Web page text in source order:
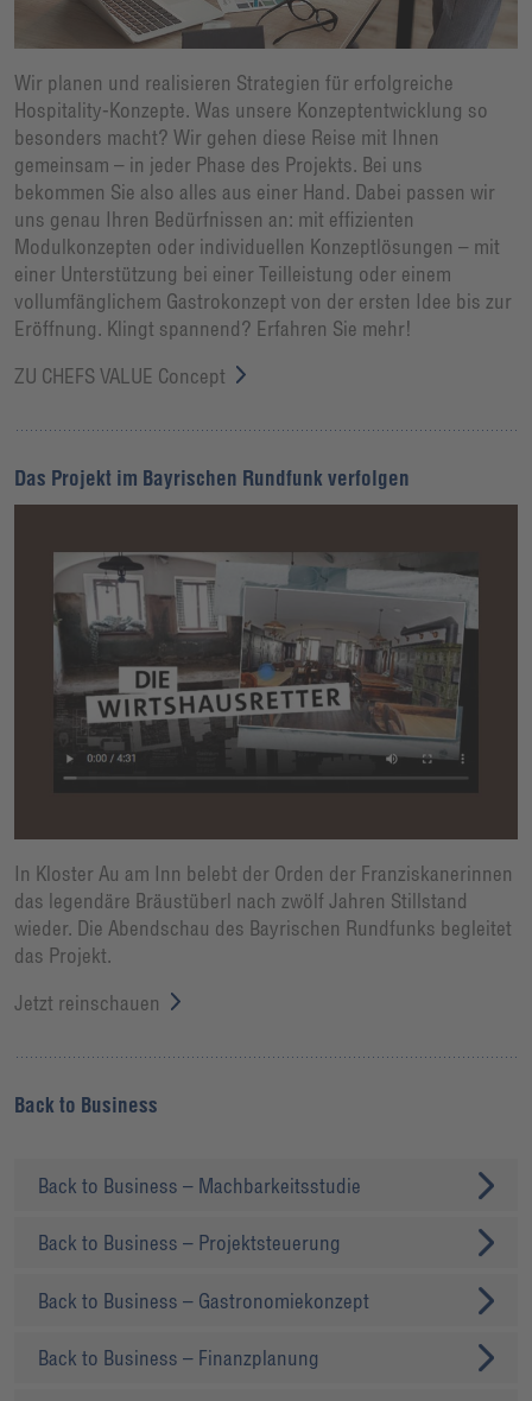
Wir planen und realisieren Strategien für erfolgreiche
Hospitality-Konzepte. Was unsere Konzeptentwicklung so
besonders macht? Wir gehen diese Reise mit Ihnen
gemeinsam – in jeder Phase des Projekts. Bei uns
bekommen Sie also alles aus einer Hand. Dabei passen wir
uns genau Ihren Bedürfnissen an: mit effizienten
Modulkonzepten oder individuellen Konzeptlösungen – mit
einer Unterstützung bei einer Teilleistung oder einem
vollumfänglichem Gastrokonzept von der ersten Idee bis zur
Eröffnung. Klingt spannend? Erfahren Sie mehr!
ZU CHEFS VALUE Concept
Das Projekt im Bayrischen Rundfunk verfolgen
In Kloster Au am Inn belebt der Orden der Franziskanerinnen
das legendäre Bräustüberl nach zwölf Jahren Stillstand
wieder. Die Abendschau des Bayrischen Rundfunks begleitet
das Projekt.
Jetzt reinschauen
Back to Business
Back to Business – Machbarkeitsstudie
Back to Business – Projektsteuerung
Back to Business – Gastronomiekonzept
Back to Business – Finanzplanung